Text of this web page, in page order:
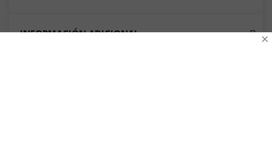
INFORMACIÓN ADICIONAL ×